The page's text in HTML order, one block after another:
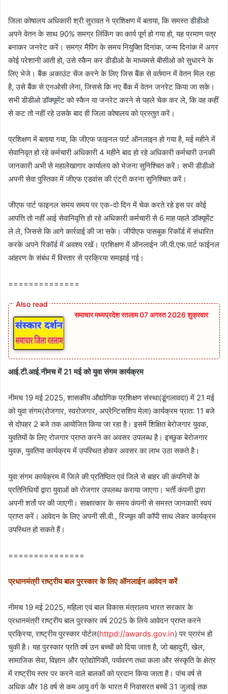
जिला कोषालय अधिकारी श्री सुरावत ने प्रशिक्षण में बताया, कि समस्त डीडीओ
अपने वेतन के साथ 90% समग्र लिंकिंग का कार्य पूर्ण हो गया हो, यह प्रमाण पत्र
बनाकर जनरेट करें। समग्र मैपिंग के समय नियुक्ति दिनांक, जन्म दिनांक में अगर
कोई परेशानी आती हो, उसे स्कैन कर डीडीओ के माध्यमसे बीसीओ को सुधारने के
लिए भेजे। बैंक अकाउंट चेंज करने के लिए जिस बैंक से वर्तमान में वेतन मिल रहा
है, उसे बैंक से एनओसी लेना, जिससे कि नए बैंक में वेतन जनरेट किया जा सके।
सभी डीडीओ डॉक्यूमेंट को स्कैन या जनरेट करने से पहले चेक कर ले, कि वह कहीं
से कट तो नहीं रहे उसके बाद ही जिला कोषालय को प्रस्तुत करें।
प्रशिक्षण में बताया गया, कि जीएफ फाइनल पार्ट ऑनलाइन हो गया है, मई महीने में
सेवानिवृत हो रहे कर्मचारी अधिकारी 4 महीने बाद हो रहे अधिकारी कर्मचारी उनकी
जानकारी अभी से महालेखागार कार्यालय को भेजना सुनिश्चित करें। सभी डीडीओ
अपनी सेवा पुस्तिका में जीएफ एडवांस की एंट्री करना सुनिश्चित करें।
जीएफ पार्ट फाइनल समय समय पर एक-दो दिन में चेक करते रहे इस पर कोई
आपत्ति तो नहीं आई सेवानिवृत्ति हो रहे अधिकारी कर्मचारी से 6 माह पहले डॉक्यूमेंट
ले ले, जिससे कि आगे कार्रवाई की जा सके। जीपीएफ पासबुक रिकॉर्ड में संधारित
करके अपने रिकॉर्ड में अवश्य रखें। प्रशिक्षण में ऑनलाईन जी.पी.एफ.पार्ट फाईनल
आंहरण के संबंध में विस्‍तार से प्रक्रिया समझाई गई।
==============
समाचार मध्यप्रदेश रतलाम 07 अगस्त 2026 शुक्रवार
आई.टी.आई.नीमच में 21 मई को युवा संगम कार्यक्रम
नीमच 19 मई 2025, शासकीय औद्योगिक प्रशिक्षण संस्‍था(डूंगलावदा) में 21 मई
को युवा संगम(रोजगार, स्‍वरोजगार, अप्रेन्टिसशिप मेला) कार्यक्रम प्रात: 11 बजे
से दोपहर 2 बजे तक आयोजित किया जा रहा है। इसमें शिक्षित बेरोजगार युवक,
युवतियों के लिए रोजगार प्राप्‍त करने का अवसर उपलब्‍ध है। इच्‍छुक बेरोजगार
युवक, युवतिया कार्यक्रम में उपस्थित होकर अवसर का लाभ उठा सकते है।
युवा संगम कार्यक्रम में जिले की प्रतिष्ठित एवं जिले से बाहर की कंपनियों के
प्रतिनिधियों द्वारा युवाओं को रोजगार उपलब्‍ध कराया जाएगा। भर्ती कंपनी द्वारा
अपनी शर्तो पर की जाएगी। साक्षात्‍कार के समय कंपनी से समस्‍त जानकारी स्‍वयं
प्राप्‍त करें। आवेदन के लिए अपनी सी.वी., रिज्‍यूम की कॉपी साथ लेकर कार्यक्रम
उपस्थित हो सकते हैं।
===============
प्रधानमंत्री राष्‍ट्रीय बाल पुरस्‍कार के लिए ऑनलाईन आवेदन करें
नीमच 19 मई 2025, महिला एवं बाल विकास मंत्रालय भारत सरकार के
प्रधानमंत्री राष्‍ट्रीय बाल पुरस्‍कार वर्ष 2025 के लिये आवेदन प्राप्‍त करने
प्रक्रिया, राष्‍ट्रीय पुरस्‍कार पोर्टल(httpd://awards.gov.in) पर प्रारंभ हो
चुकी है। यह पुरस्‍कार प्रति वर्ष उन बच्‍चों को दिया जाता है, जो बहादुरी, खेल,
सामाजिक सेवा, विज्ञान और प्रोद्योगिकी, पर्यावरण तथा कला और संस्‍कृति के क्षेत्र
में राष्‍ट्रीय स्‍तर पर करने वाले बालकों को प्रदान किया जाता है। पांच वर्ष से
अधिक और 18 वर्ष से कम आयु वर्ग के भारत में निवासरत बच्‍चें 31 जुलाई तक